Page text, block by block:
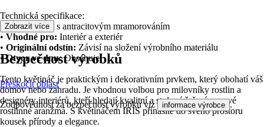
Technická specifikace:
•Barva: Šedá s antracitovým mramorováním
• Vhodné pro: Interiér a exteriér
• Originální odstín: Závisí na složení výrobního materiálu
•Otvor ve dnu:Obsahuje
Tento květináč je praktickým i dekorativním prvkem, který obohatí váš
domov nebo zahradu. Je vhodnou volbou pro milovníky rostlin a
designéry interiérů, kteří hledají kvalitní a stylové řešení pro své
rostlinné aranžmá. S květináčem IRIS přinášíte do svého prostoru
kousek přírody a elegance.
Zobrazit více
Bezpečnost výrobků
Přeskočit oblast
Zodpovědnost za bezpečnost výrobku viz informace výrobce .